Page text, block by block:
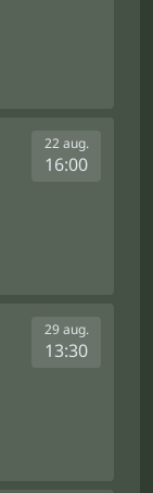
22 aug.
16:00
29 aug.
13:30